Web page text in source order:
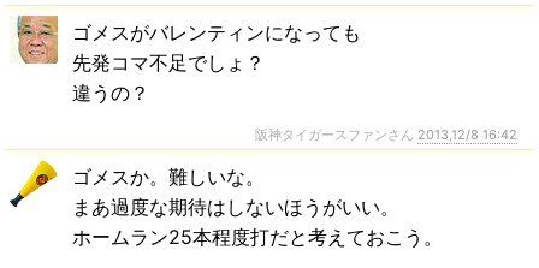
ゴメスがバレンティンになっても
先発コマ不足でしょ？
違うの？
阪神タイガースファンさん 2013,12/8 16:42
ゴメスか。難しいな。
まあ過度な期待はしないほうがいい。
ホームラン25本程度打だと考えておこう。